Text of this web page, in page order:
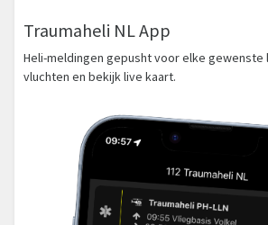
Traumaheli NL App
Heli-meldingen gepusht voor elke gewenste
vluchten en bekijk live kaart.